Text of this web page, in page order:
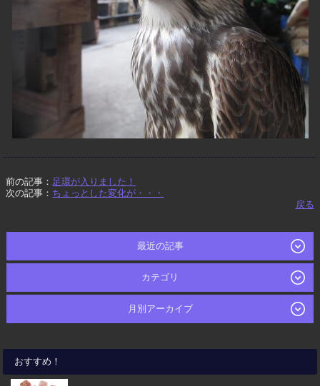
前の記事： 足環が入りました！
次の記事： ちょっとした変化が・・・
戻る
最近の記事
カテゴリ
月別アーカイブ
おすすめ！